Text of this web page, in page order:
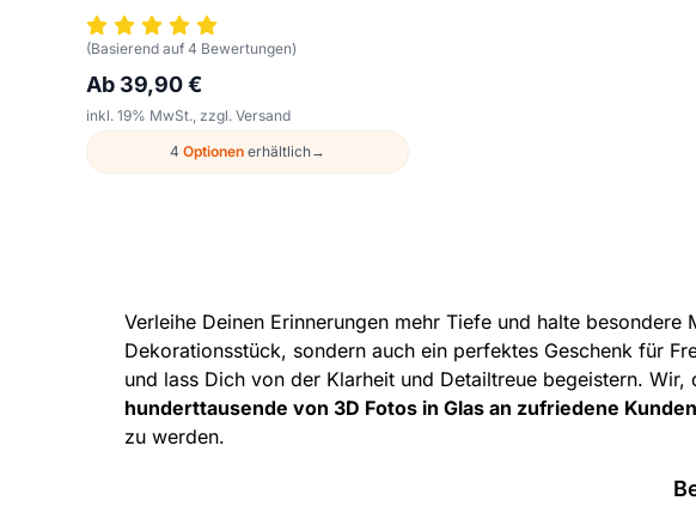
(Basierend auf 4 Bewertungen)
Ab 39,90 €
inkl. 19% MwSt., zzgl. Versand
4 Optionen erhältlich→
Verleihe Deinen Erinnerungen mehr Tiefe und halte
Dekorationsstück, sondern auch ein perfektes Geschenk für
und lass Dich von der Klarheit und Detailtreue begeistern. Wir,
hunderttausende von 3D Fotos in Glas an zufriedene
zu werden.